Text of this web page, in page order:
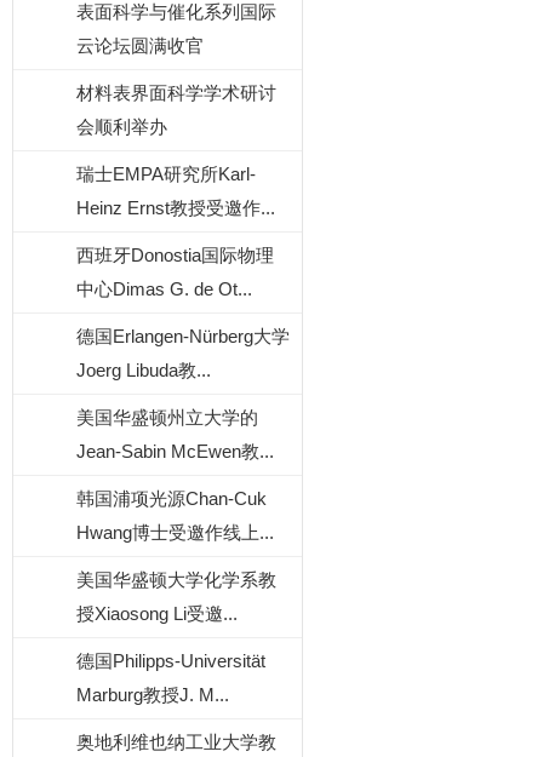
表面科学与催化系列国际
云论坛圆满收官
材料表界面科学学术研讨
会顺利举办
瑞士EMPA研究所Karl-
Heinz Ernst教授受邀作...
西班牙Donostia国际物理
中心Dimas G. de Ot...
德国Erlangen-Nürberg大学
Joerg Libuda教...
美国华盛顿州立大学的
Jean-Sabin McEwen教...
韩国浦项光源Chan-Cuk
Hwang博士受邀作线上...
美国华盛顿大学化学系教
授Xiaosong Li受邀...
德国Philipps-Universität
Marburg教授J. M...
奥地利维也纳工业大学教